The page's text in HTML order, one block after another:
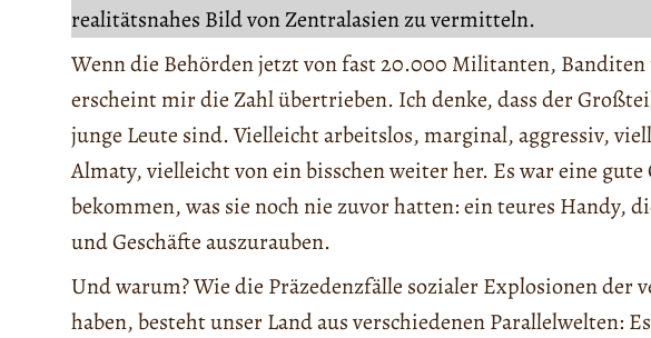
realitätsnahes Bild von Zentralasien zu vermitteln.
Wenn die Behörden jetzt von fast 20.000 Militanten,
erscheint mir die Zahl übertrieben. Ich denke, dass der
junge Leute sind. Vielleicht arbeitslos, marginal, aggressiv,
Almaty, vielleicht von ein bisschen weiter her. Es war eine
bekommen, was sie noch nie zuvor hatten: ein teures Handy,
und Geschäfte auszurauben.
Und warum? Wie die Präzedenzfälle sozialer Explosionen der
haben, besteht unser Land aus verschiedenen Parallelwelten: